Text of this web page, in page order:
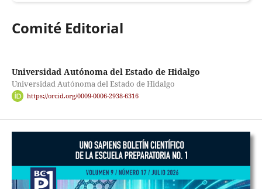
Comité Editorial
Universidad Autónoma del Estado de Hidalgo
Universidad Autónoma del Estado de Hidalgo
https://orcid.org/0009-0006-2938-6316